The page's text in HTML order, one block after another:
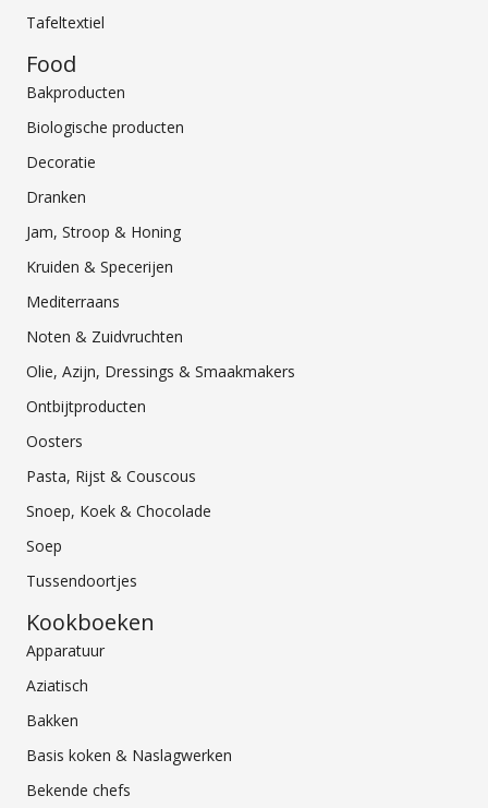
Tafeltextiel
Food
Bakproducten
Biologische producten
Decoratie
Dranken
Jam, Stroop & Honing
Kruiden & Specerijen
Mediterraans
Noten & Zuidvruchten
Olie, Azijn, Dressings & Smaakmakers
Ontbijtproducten
Oosters
Pasta, Rijst & Couscous
Snoep, Koek & Chocolade
Soep
Tussendoortjes
Kookboeken
Apparatuur
Aziatisch
Bakken
Basis koken & Naslagwerken
Bekende chefs